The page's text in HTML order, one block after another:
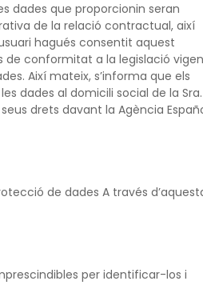
dades que proporcionin seran
de la relació contractual, així
hagués consentit aquest
de conformitat a la legislació
Així mateix, s’informa que els
dades al domicili social de la Sra.
drets davant la Agència
de dades A través
per identificar-los i